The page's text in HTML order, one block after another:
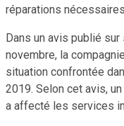
réparations
Dans un avis publié
novembre, la
situation confrontée
2019. Selon cet avis,
a affecté les services